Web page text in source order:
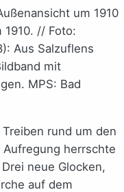
1910. // Foto:
Aus Salzuflens
mit
MPS: Bad
rund um den
herrschte
neue Glocken,
auf dem